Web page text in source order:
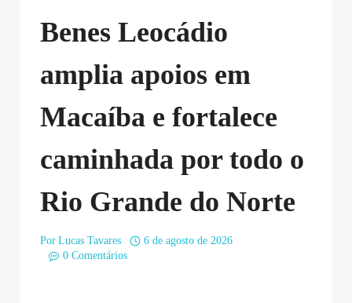
Benes Leocádio
amplia apoios em
Macaíba e fortalece
caminhada por todo o
Rio Grande do Norte
Por Lucas Tavares
6 de agosto de 2026
0 Comentários